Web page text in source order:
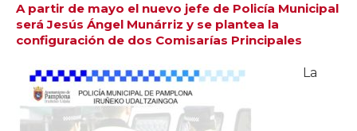
A partir de mayo el nuevo jefe de Policía Municipal
será Jesús Ángel Munárriz y se plantea la
configuración de dos Comisarías Principales
La